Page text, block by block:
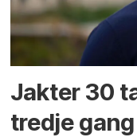
Jakter 30
tredje gang